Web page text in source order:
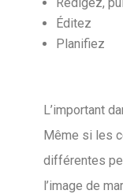
Éditez
Planifiez
L’important
Même si les
différentes
l’image de